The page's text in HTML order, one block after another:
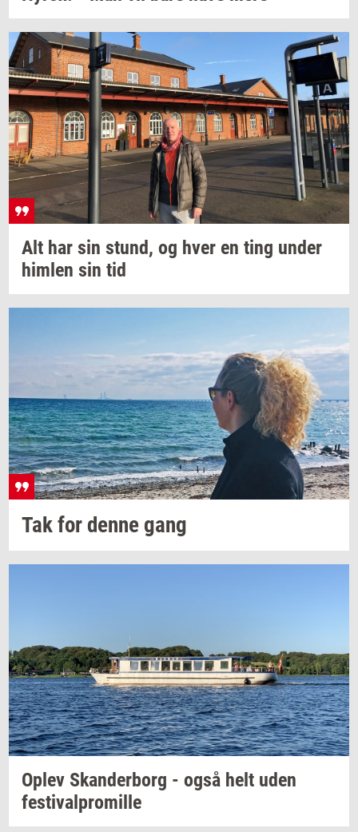
Alt har sin stund, og hver en ting under
him­len sin tid
Tak for denne gang
Oplev Skan­der­borg - også helt uden
festi­val­pro­mil­le